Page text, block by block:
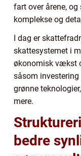
fart over årene,
komplekse og
I dag er
skattesystemet i
økonomisk vækst
såsom
grønne
mere.
bedre